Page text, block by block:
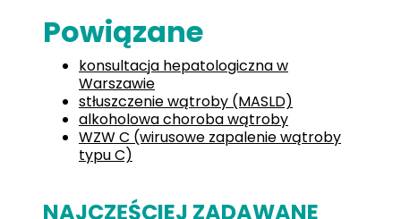
Powiązane
konsultacja hepatologiczna w
Warszawie
stłuszczenie wątroby (MASLD)
alkoholowa choroba wątroby
WZW C (wirusowe zapalenie wątroby
typu C)
NAJCZĘŚCIEJ ZADAWANE